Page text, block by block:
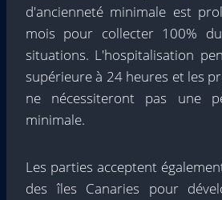
d'ancienneté minimale est
mois pour collecter 100%
situations. L'hospitalisation
supérieure à 24 heures et les
ne nécessiteront pas une
minimale.
Les parties acceptent
des îles Canaries pour